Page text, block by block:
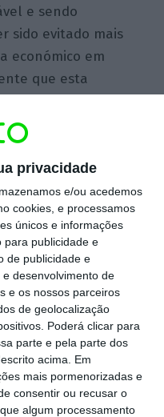
privacidade
e/ou acedemos
cookies, e processamos
únicos e informações
para publicidade e
de publicidade e
desenvolvimento de
e os nossos parceiros
de geolocalização
Poderá clicar para
parte e pela parte dos
acima. Em
mais pormenorizadas e
consentir ou recusar o
algum processamento
e sendo
sido evitado mais
económico em
que esta
Copiar
Premium
informação é
nunca, apoie
e rigoroso.